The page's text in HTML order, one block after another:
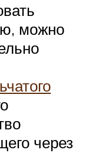
можно
через